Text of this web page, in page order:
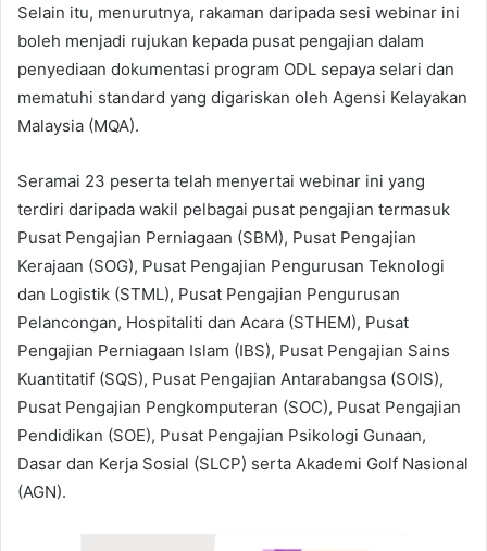
Selain itu, menurutnya, rakaman daripada sesi webinar ini
boleh menjadi rujukan kepada pusat pengajian dalam
penyediaan dokumentasi program ODL sepaya selari dan
mematuhi standard yang digariskan oleh Agensi Kelayakan
Malaysia (MQA).
Seramai 23 peserta telah menyertai webinar ini yang
terdiri daripada wakil pelbagai pusat pengajian termasuk
Pusat Pengajian Perniagaan (SBM), Pusat Pengajian
Kerajaan (SOG), Pusat Pengajian Pengurusan Teknologi
dan Logistik (STML), Pusat Pengajian Pengurusan
Pelancongan, Hospitaliti dan Acara (STHEM), Pusat
Pengajian Perniagaan Islam (IBS), Pusat Pengajian Sains
Kuantitatif (SQS), Pusat Pengajian Antarabangsa (SOIS),
Pusat Pengajian Pengkomputeran (SOC), Pusat Pengajian
Pendidikan (SOE), Pusat Pengajian Psikologi Gunaan,
Dasar dan Kerja Sosial (SLCP) serta Akademi Golf Nasional
(AGN).